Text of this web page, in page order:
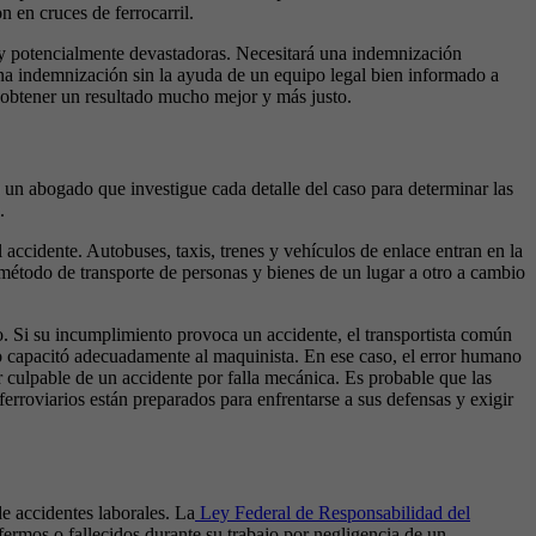
en cruces de ferrocarril.
devastadoras. Necesitará una indemnización
indemnización sin la ayuda de un equipo legal bien informado a
un resultado mucho mejor y más justo.
abogado que investigue cada detalle del caso para determinar las
Autobuses, taxis, trenes y vehículos de enlace entran en la
de transporte de personas y bienes de un lugar a otro a cambio
Si su incumplimiento provoca un accidente, el transportista común
adecuadamente al maquinista. En ese caso, el error humano
de un accidente por falla mecánica. Es probable que las
están preparados para enfrentarse a sus defensas y exigir
accidentes laborales. La Ley Federal de Responsabilidad del